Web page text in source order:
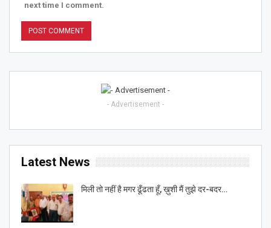
next time I comment.
- Advertisement -
Latest News
मिली तो नहीं है मगर ढूँढता हूँ, ख़ुशी मैं तुझे दर-बदर…